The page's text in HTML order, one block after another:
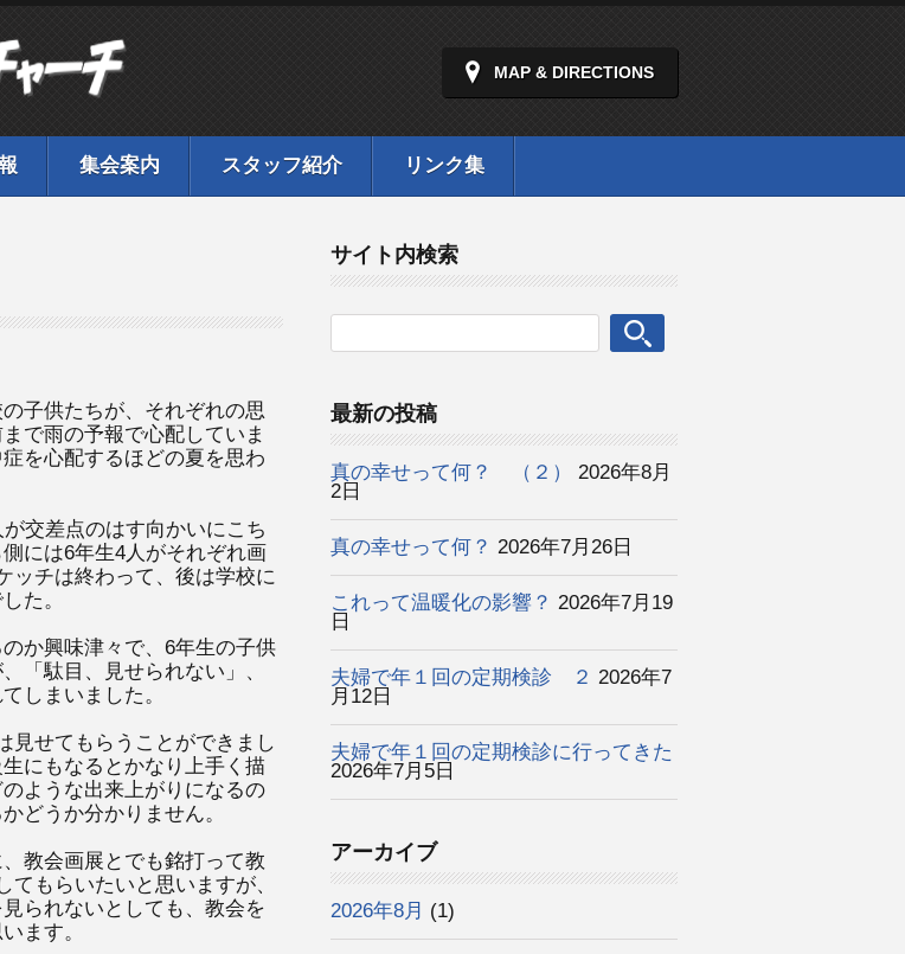
MAP & DIRECTIONS
集会案内 スタッフ紹介 リンク集
子供たちが、それぞれの思
で雨の予報で心配していま
を心配するほどの夏を思わ
交差点のはす向かいにこち
には6年生4人がそれぞれ画
ッチは終わって、後は学校に
た。
か興味津々で、6年生の子供
「駄目、見せられない」、
しまいました。
見せてもらうことができまし
にもなるとかなり上手く描
ような出来上がりになるの
どうか分かりません。
教会画展とでも銘打って教
もらいたいと思いますが、
られないとしても、教会を
ます。
サイト内検索
最新の投稿
真の幸せって何？ （２）
2026年8月
2日
真の幸せって何？ 2026年7月26日
これって温暖化の影響？ 2026年7月19
日
夫婦で年１回の定期検診 ２ 2026年7
月12日
夫婦で年１回の定期検診に行ってきた
2026年7月5日
アーカイブ
2026年8月 (1)